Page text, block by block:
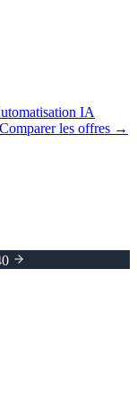
IA
Comparer les offres →